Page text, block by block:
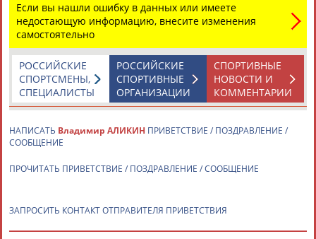
ТАБЛО АКТИВНОСТИ
ЦЕЛИ ПРОЕКТА КОНТАКТЫ НАШИ КНОПКИ РЕКЛАМА
Вопросы сотрудничества и совместной деятельности
Адресов в новостной рассылке: 996
Если вы нашли ошибку в данных или имеете
недостающую информацию, внесите изменения
самостоятельно
СПОРТИВНЫЕ
НОВОСТИ И
КОММЕНТАРИИ
РОССИЙСКИЕ
СПОРТИВНЫЕ
ОРГАНИЗАЦИИ
РОССИЙСКИЕ
СПОРТСМЕНЫ,
СПЕЦИАЛИСТЫ
НАПИСАТЬ Владимир АЛИКИН ПРИВЕТСТВИЕ / ПОЗДРАВЛЕНИЕ /
СООБЩЕНИЕ
ПРОЧИТАТЬ ПРИВЕТСТВИЕ / ПОЗДРАВЛЕНИЕ / СООБЩЕНИЕ
ЗАПРОСИТЬ КОНТАКТ ОТПРАВИТЕЛЯ ПРИВЕТСТВИЯ